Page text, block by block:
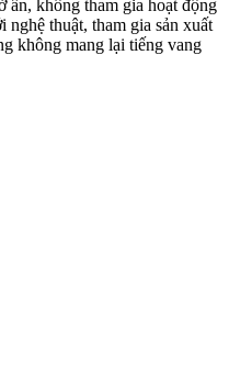
ẩn, không tham gia hoạt động
thuật, tham gia sản xuất
không mang lại tiếng vang